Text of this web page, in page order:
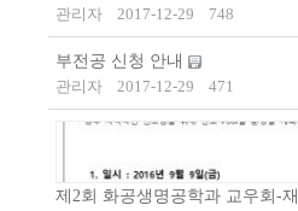
관리자
2017-12-29 748
부전공 신청 안내
관리자
2017-12-29 471
제2회 화공생명공학과 교우회-